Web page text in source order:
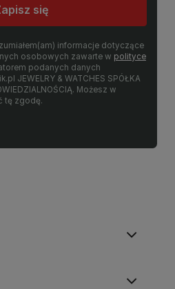
się
informacje dotyczące
osobowych zawarte w polityce
podanych danych
JEWELRY & WATCHES SPÓŁKA
Możesz w
tę zgodę.